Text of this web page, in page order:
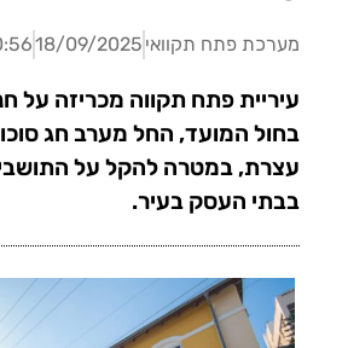
מערכת פתח תקוואי 18/09/2025
עיריית פתח תקווה מכריזה על
בחול המועד, החל מערב חג
עצרת, במטרה להקל על
בבתי העסק בעיר.